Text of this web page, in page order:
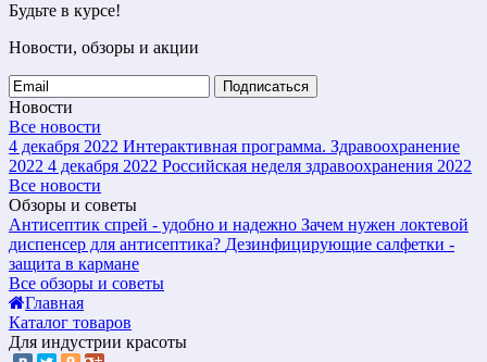
Будьте в курсе!
Новости, обзоры и акции
Подписаться
Новости
Все новости
4 декабря 2022 Интерактивная программа. Здравоохранение
2022 4 декабря 2022 Российская неделя здравоохранения 2022
Все новости
Обзоры и советы
Антисептик спрей - удобно и надежно Зачем нужен локтевой
диспенсер для антисептика? Дезинфицирующие салфетки -
защита в кармане
Все обзоры и советы
Главная
Каталог товаров
Для индустрии красоты